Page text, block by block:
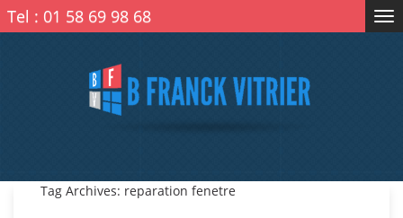
Tel : 01 58 69 98 68
Tag Archives: reparation fenetre